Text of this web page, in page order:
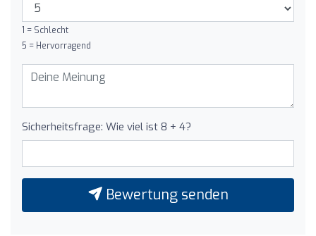
1 = Schlecht
5 = Hervorragend
Sicherheitsfrage: Wie viel ist 8 + 4?
Bewertung senden